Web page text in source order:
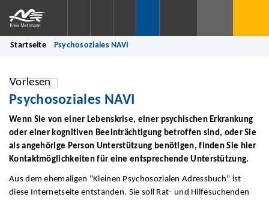
Startseite Psychosoziales NAVI
Vorlesen
Psychosoziales NAVI
Wenn Sie von einer Lebenskrise, einer psychischen Erkrankung
oder einer kognitiven Beeinträchtigung betroffen sind, oder Sie
als angehörige Person Unterstützung benötigen, finden Sie hier
Kontaktmöglichkeiten für eine entsprechende Unterstützung.
Aus dem ehemaligen "Kleinen Psychosozialen Adressbuch" ist
diese Internetseite entstanden. Sie soll Rat- und Hilfesuchenden